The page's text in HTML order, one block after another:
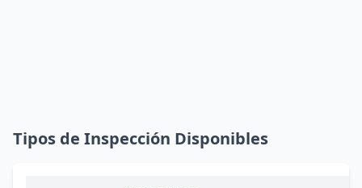
Tipos de Inspección Disponibles